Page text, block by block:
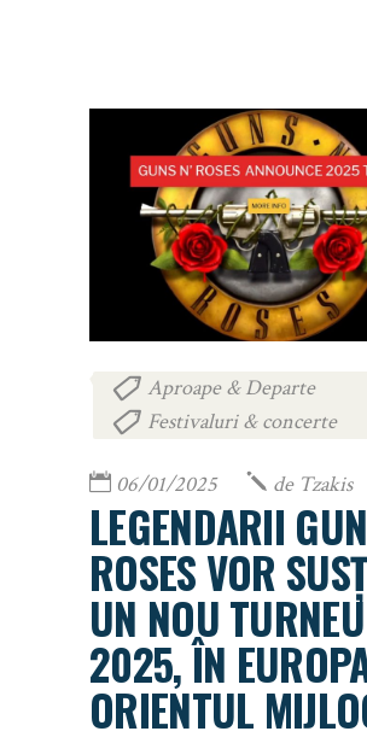
Aproape & Departe
Festivaluri & concerte
06/01/2025 de Tzakis
LEGENDARII
ROSES VOR
UN NOU
2025, ÎN
ORIENTUL